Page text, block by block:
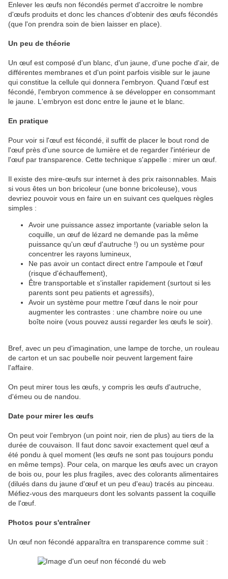
Enlever les œufs non fécondés permet d'accroitre le nombre
d'œufs produits et donc les chances d'obtenir des œufs fécondés
(que l'on prendra soin de bien laisser en place).
Un peu de théorie
Un œuf est composé d'un blanc, d'un jaune, d'une poche d'air, de
différentes membranes et d'un point parfois visible sur le jaune
qui constitue la cellule qui donnera l'embryon. Quand l'œuf est
fécondé, l'embryon commence à se développer en consommant
le jaune. L'embryon est donc entre le jaune et le blanc.
En pratique
Pour voir si l'œuf est fécondé, il suffit de placer le bout rond de
l'œuf près d'une source de lumière et de regarder l'intérieur de
l'œuf par transparence. Cette technique s'appelle : mirer un œuf.
Il existe des mire-œufs sur internet à des prix raisonnables. Mais
si vous êtes un bon bricoleur (une bonne bricoleuse), vous
devriez pouvoir vous en faire un en suivant ces quelques règles
simples :
Avoir une puissance assez importante (variable selon la
coquille, un œuf de lézard ne demande pas la même
puissance qu'un œuf d'autruche !) ou un système pour
concentrer les rayons lumineux,
Ne pas avoir un contact direct entre l'ampoule et l'œuf
(risque d'échauffement),
Être transportable et s'installer rapidement (surtout si les
parents sont peu patients et agressifs),
Avoir un système pour mettre l'œuf dans le noir pour
augmenter les contrastes : une chambre noire ou une
boîte noire (vous pouvez aussi regarder les œufs le soir).
Bref, avec un peu d'imagination, une lampe de torche, un rouleau
de carton et un sac poubelle noir peuvent largement faire
l'affaire.
On peut mirer tous les œufs, y compris les œufs d'autruche,
d'émeu ou de nandou.
Date pour mirer les œufs
On peut voir l'embryon (un point noir, rien de plus) au tiers de la
durée de couvaison. Il faut donc savoir exactement quel œuf a
été pondu à quel moment (les œufs ne sont pas toujours pondu
en même temps). Pour cela, on marque les œufs avec un crayon
de bois ou, pour les plus fragiles, avec des colorants alimentaires
(dilués dans du jaune d'œuf et un peu d'eau) tracés au pinceau.
Méfiez-vous des marqueurs dont les solvants passent la coquille
de l'œuf.
Photos pour s'entraîner
Un œuf non fécondé apparaîtra en transparence comme suit :